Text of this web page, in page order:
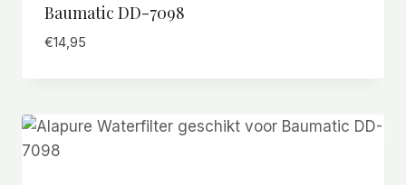
Baumatic DD-7098
€14,95